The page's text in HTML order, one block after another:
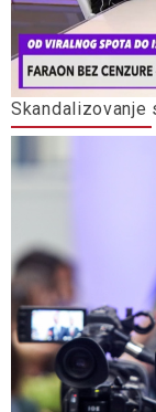
Skandalizovanje